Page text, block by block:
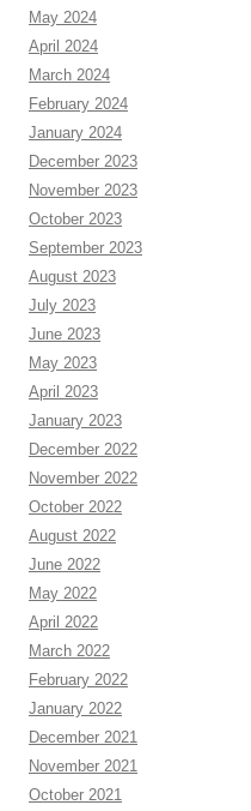
May 2024
April 2024
March 2024
February 2024
January 2024
December 2023
November 2023
October 2023
September 2023
August 2023
July 2023
June 2023
May 2023
April 2023
January 2023
December 2022
November 2022
October 2022
August 2022
June 2022
May 2022
April 2022
March 2022
February 2022
January 2022
December 2021
November 2021
October 2021